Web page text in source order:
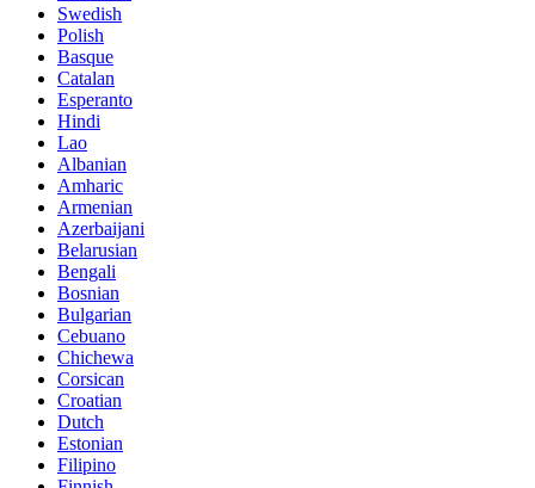
Swedish
Polish
Basque
Catalan
Esperanto
Hindi
Lao
Albanian
Amharic
Armenian
Azerbaijani
Belarusian
Bengali
Bosnian
Bulgarian
Cebuano
Chichewa
Corsican
Croatian
Dutch
Estonian
Filipino